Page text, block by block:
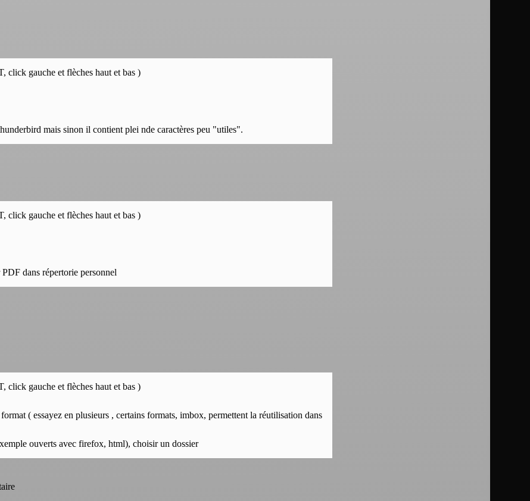
click gauche et flèches haut et bas )
mais sinon il contient plei nde caractères peu "utiles".
click gauche et flèches haut et bas )
dans répertorie personnel
click gauche et flèches haut et bas )
( essayez en plusieurs , certains formats, imbox, permettent la réutilisation dans
ouverts avec firefox, html), choisir un dossier